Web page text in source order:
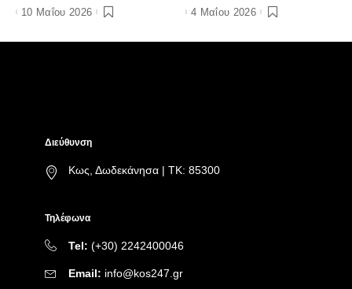
Πόντου στην Κω
10 Μαΐου 2026
συντελούνται στο νησί μας”
4 Μαΐου 2026
Διεύθυνση
Κως, Δωδεκάνησα | ΤΚ: 85300
Τηλέφωνα
Tel: (+30) 2242400046
Email: info@kos247.gr